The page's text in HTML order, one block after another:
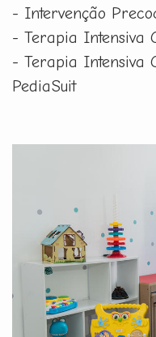
- Intervenção
- Terapia Intensiva
- Terapia Intensiva
PediaSuit